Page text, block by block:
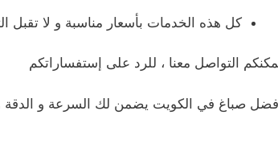
كل هذه الخدمات بأسعار مناسبة و لا تقبل
التواصل معنا ، للرد على إستفساراتكم
صباغ في الكويت يضمن لك السرعة و الدقة و